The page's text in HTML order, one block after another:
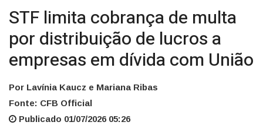
STF limita cobrança de multa
por distribuição de lucros a
empresas em dívida com União
Por Lavínia Kaucz e Mariana Ribas
Fonte: CFB Official
Publicado 01/07/2026 05:26